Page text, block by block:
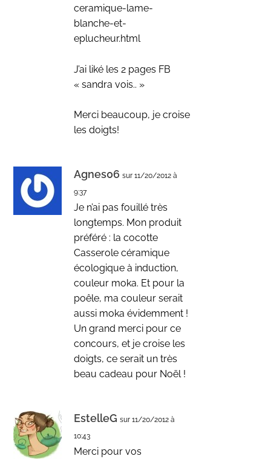
ceramique-lame-
blanche-et-
eplucheur.html
J’ai liké les 2 pages FB
« sandra vois.. »
Merci beaucoup, je croise
les doigts!
Agnes06 sur 11/20/2012 à
9:37
Je n’ai pas fouillé très
longtemps. Mon produit
préféré : la cocotte
Casserole céramique
écologique à induction,
couleur moka. Et pour la
poêle, ma couleur serait
aussi moka évidemment !
Un grand merci pour ce
concours, et je croise les
doigts, ce serait un très
beau cadeau pour Noël !
EstelleG sur 11/20/2012 à
10:43
Merci pour vos